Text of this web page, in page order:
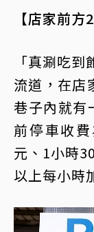
【店家前
「真涮吃
流道，在店
巷子內就有
前停車收
元、1小時
以上每小時